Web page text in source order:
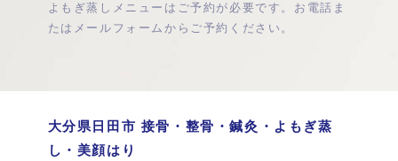
よもぎ蒸しメニューはご予約が必要です。お電話ま
たはメールフォームからご予約ください。
大分県日田市 接骨・整骨・鍼灸・よもぎ蒸
し・美顔はり